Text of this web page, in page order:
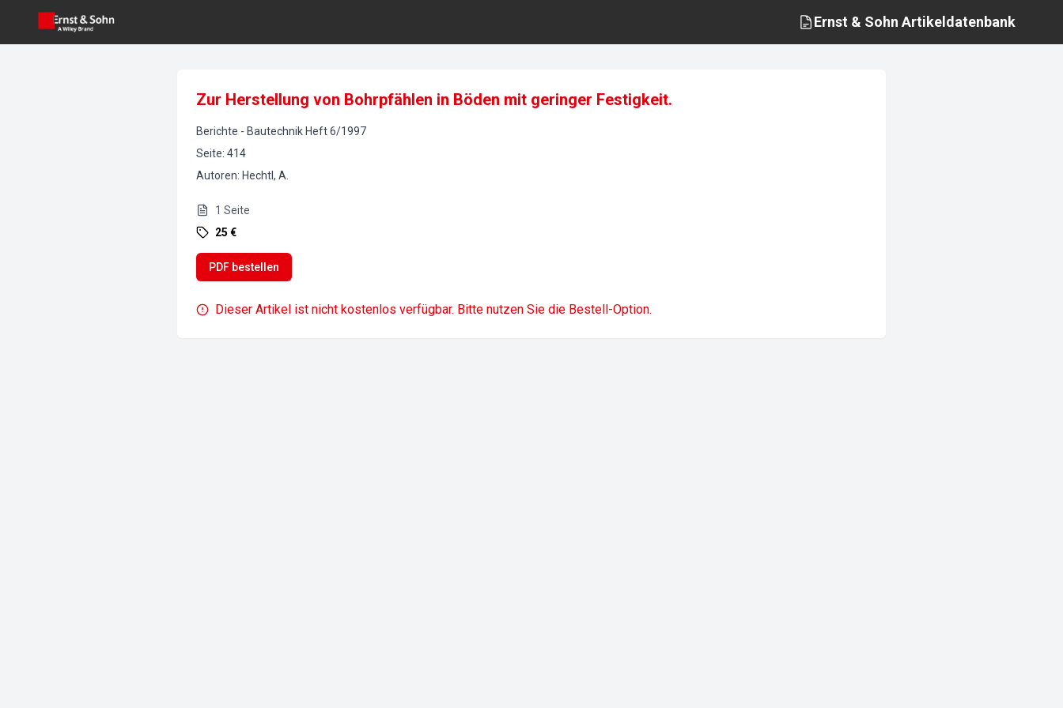
Ernst & Sohn Artikeldatenbank
Zur Herstellung von Bohrpfählen in Böden mit geringer Festigkeit.
Berichte - Bautechnik Heft6/1997
Seite: 414
Autoren: Hechtl, A.
1 Seite
25 €
PDF bestellen
Dieser Artikel ist nicht kostenlos verfügbar. Bitte nutzen Sie die Bestell-Option.